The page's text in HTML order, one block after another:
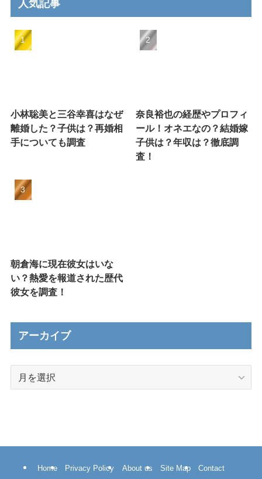
人気記事
小林聡美と三谷幸喜はなぜ
離婚した？子供は？再婚相
手についても調査
奈良裕也の経歴やプロフィ
ール！オネエなの？結婚嫁
子供は？年収は？徹底調
査！
朝倉海に現在彼女はいな
い？熱愛を報道された歴代
彼女を調査！
アーカイブ
Home Privacy Policy About us Site Map Contact